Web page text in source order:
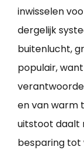
inwisselen
dergelijk
buitenlucht,
populair,
en van warm
uitstoot daalt
besparing tot